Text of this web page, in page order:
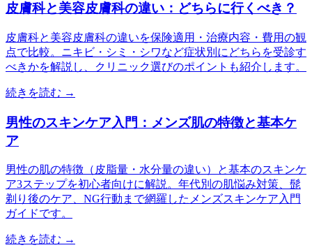
皮膚科と美容皮膚科の違い：どちらに行くべき？
皮膚科と美容皮膚科の違いを保険適用・治療内容・費用の観
点で比較。ニキビ・シミ・シワなど症状別にどちらを受診す
べきかを解説し、クリニック選びのポイントも紹介します。
続きを読む →
男性のスキンケア入門：メンズ肌の特徴と基本ケ
ア
男性の肌の特徴（皮脂量・水分量の違い）と基本のスキンケ
ア3ステップを初心者向けに解説。年代別の肌悩み対策、髭
剃り後のケア、NG行動まで網羅したメンズスキンケア入門
ガイドです。
続きを読む →